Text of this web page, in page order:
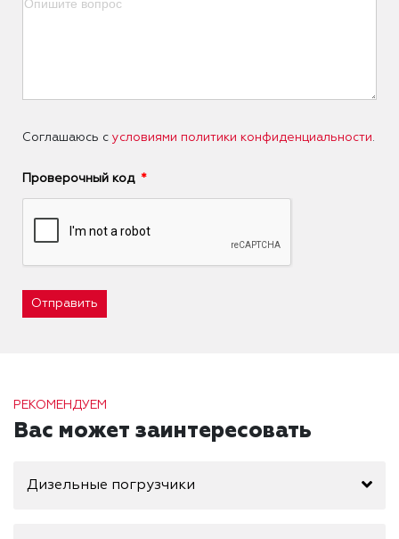
Соглашаюсь с условиями политики конфиденциальности.
Проверочный код
Отправить
РЕКОМЕНДУЕМ
Вас может заинтересовать
Дизельные погрузчики